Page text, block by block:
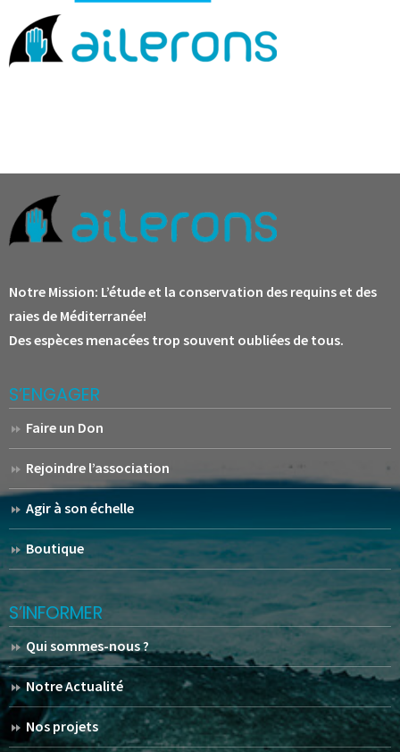
Notre Mission: L’étude et la conservation des requins et des
raies de Méditerranée!
Des espèces menacées trop souvent oubliées de tous.
S’ENGAGER
Faire un Don
Rejoindre l’association
Agir à son échelle
Boutique
S’INFORMER
Qui sommes-nous ?
Notre Actualité
Nos projets